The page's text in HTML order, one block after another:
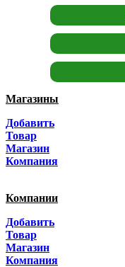
Магазины
Добавить
Товар
Магазин
Компания
Компании
Добавить
Товар
Магазин
Компания